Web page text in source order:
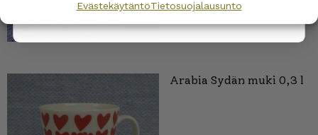
EvästekäytäntöTietosuojalausunto
Arabia Sydän muki 0,3 l